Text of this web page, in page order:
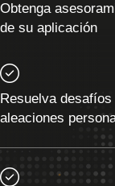
Obtenga
de su aplicación
Resuelva
aleaciones